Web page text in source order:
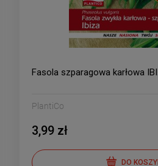
Fasola szparagowa karłowa
PlantiCo
3,99 zł
DO